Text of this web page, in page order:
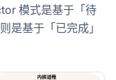
模式是基于「待
是基于「已完成」